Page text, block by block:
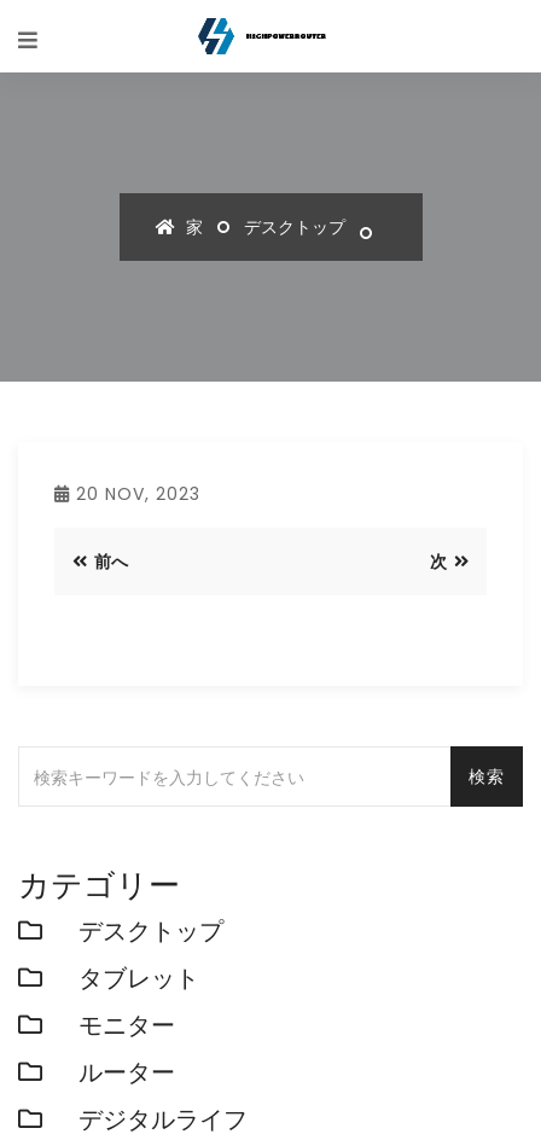
家 デスクトップ
20 NOV, 2023
前へ 次
カテゴリー
デスクトップ
タブレット
モニター
ルーター
デジタルライフ